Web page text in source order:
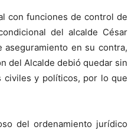
con funciones de control de
del alcalde César
aseguramiento en su contra,
del Alcalde debió quedar sin
civiles y políticos, por lo que
del ordenamiento jurídico